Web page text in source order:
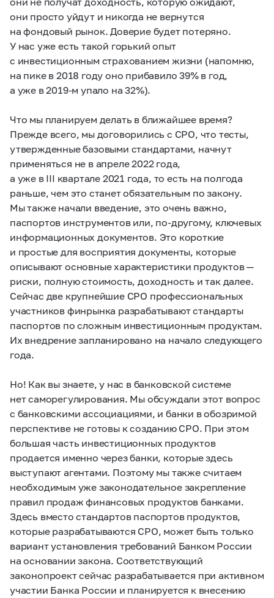
они просто уйдут и никогда не вернутся
на фондовый рынок. Доверие будет потеряно.
У нас уже есть такой горький опыт
с инвестиционным страхованием жизни (напомню,
на пике в 2018 году оно прибавило 39% в год,
а уже в2019-м упало на 32%).
Что мы планируем делать в ближайшее время?
Прежде всего, мы договорились с СРО, что тесты,
утвержденные базовыми стандартами, начнут
применяться не в апреле 2022 года,
а уже в III квартале 2021 года, то есть на полгода
раньше, чем это станет обязательным по закону.
Мы также начали введение, это очень важно,
паспортов инструментов или, по-другому, ключевых
информационных документов. Это короткие
и простые для восприятия документы, которые
описывают основные характеристики продуктов —
риски, полную стоимость, доходность и так далее.
Сейчас две крупнейшие СРО профессиональных
участников финрынка разрабатывают стандарты
паспортов по сложным инвестиционным продуктам.
Их внедрение запланировано на начало следующего
года.
Но! Как вы знаете, у нас в банковской системе
нет саморегулирования. Мы обсуждали этот вопрос
с банковскими ассоциациями, и банки в обозримой
перспективе не готовы к созданию СРО. При этом
большая часть инвестиционных продуктов
продается именно через банки, которые здесь
выступают агентами. Поэтому мы также считаем
необходимым уже законодательное закрепление
правил продаж финансовых продуктов банками.
Здесь вместо стандартов паспортов продуктов,
которые разрабатываются СРО, может быть только
вариант установления требований Банком России
на основании закона. Соответствующий
законопроект сейчас разрабатывается при активном
участии Банка России и планируется к внесению